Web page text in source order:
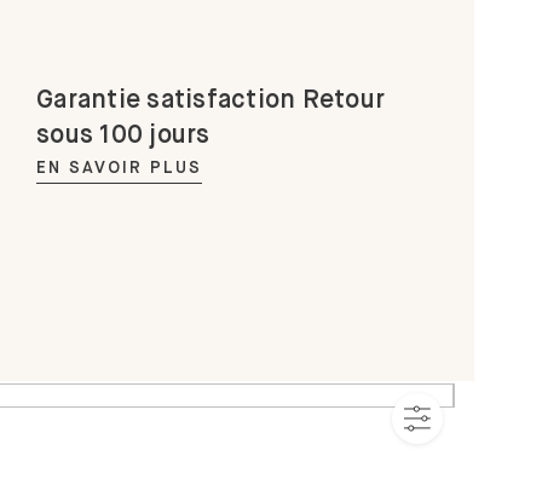
Garantie satisfaction Retour
sous 100 jours
EN SAVOIR PLUS